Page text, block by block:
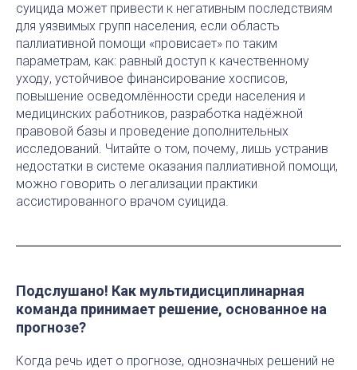
суицида может привести к негативным последствиям
для уязвимых групп населения, если область
паллиативной помощи «провисает» по таким
параметрам, как: равный доступ к качественному
уходу, устойчивое финансирование хосписов,
повышение осведомлённости среди населения и
медицинских работников, разработка надёжной
правовой базы и проведение дополнительных
исследований. Читайте о том, почему, лишь устранив
недостатки в системе оказания паллиативной помощи,
можно говорить о легализации практики
ассистированного врачом суицида.
Подслушано! Как мультидисциплинарная
команда принимает решение, основанное на
прогнозе?
Когда речь идет о прогнозе, однозначных решений не